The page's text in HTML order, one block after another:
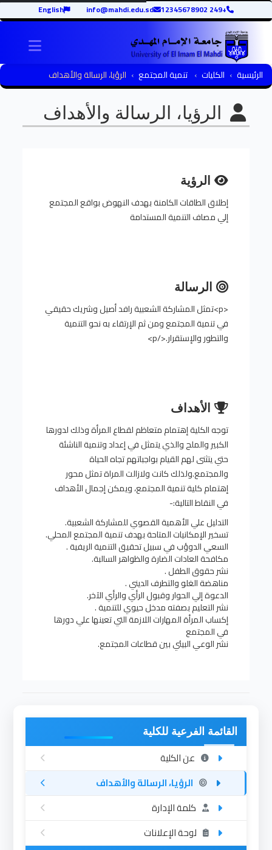
+249 12345678902
info@mahdi.edu.sd
English
الرئيسية الكليات تنمية المجتمع الرؤيا، الرسالة والأهداف
الرؤيا، الرسالة والأهداف
الرؤية
إطلاق الطاقات الكامنة بهدف النهوض بواقع المجتمع
إلي مصاف التنمية المستدامة
الرسالة
<p>تمثل المشاركة الشعبية رافد أصيل وشريك حقيقي
في تنمية المجتمع ومن ثم الإرتقاء به نحو التنمية
والتطور والإستقرار.</p>
الأهداف
توجه الكلية إهتمام متعاظم لقطاع المرأة وذلك لدورها
الكبير والملح والذي يتمثل في إعداد وتنمية الناشئة
حتي يتثنى لهم القيام بواجباتهم تجاه الحياة
والمجتمع.ولذلك كانت ولازالت المراة تمثل محور
إهتمام كلية تنمية المجتمع، ويمكن إجمال الأهداف
في النقاط التالية:-
التدليل علي الأهمية القصوي للمشاركة الشعبية.
تسخير الإمكانيات المتاحة بهدف تنمية المجتمع المحلي.
السعي الدوؤب في سبيل تحقيق التنمية الريفية .
مكافحة العادات الضارة والظواهر السالبة.
نشر حقوق الطفل .
مناهضة الغلو والتطرف الديني .
الدعوة إلي الحوار وقبول الرأي والرأي الآخر.
نشر التعليم بصفته مدخل حيوي للتنمية .
إكساب المرأة المهارات اللازمة التي تعينها علي دورها
في المجتمع
نشر الوعي البيئي بين قطاعات المجتمع.
القائمة الفرعية للكلية
عن الكلية
الرؤيا، الرسالة والأهداف
كلمة الإدارة
لوحة الإعلانات